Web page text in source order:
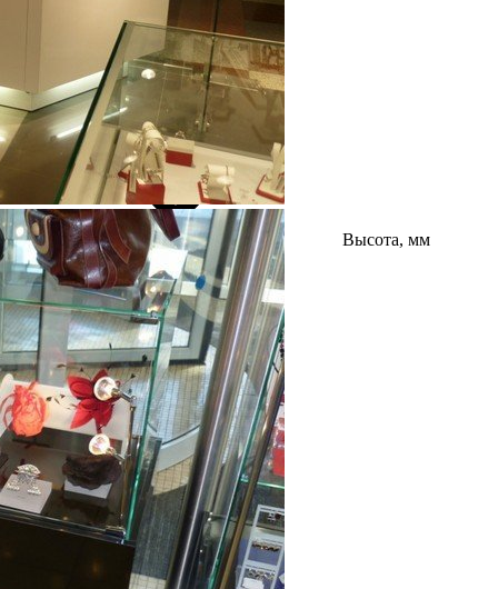
Высота, мм